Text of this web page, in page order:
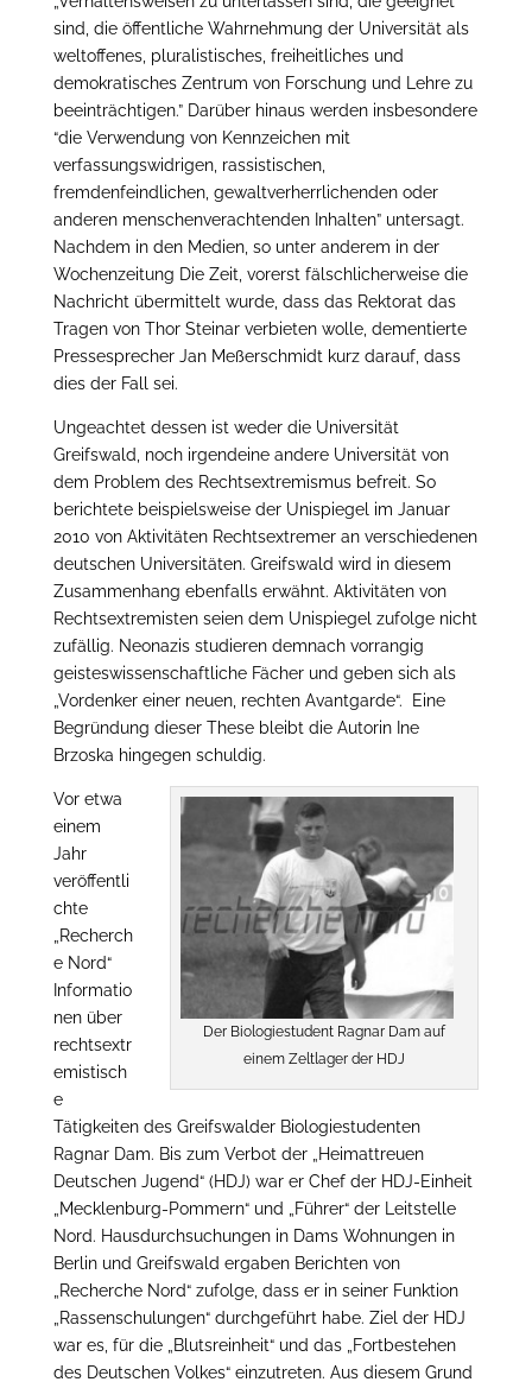
sind, die öffentliche Wahrnehmung der Universität als
weltoffenes, pluralistisches, freiheitliches und
demokratisches Zentrum von Forschung und Lehre zu
beeinträchtigen.” Darüber hinaus werden insbesondere
“die Verwendung von Kennzeichen mit
verfassungswidrigen, rassistischen,
fremdenfeindlichen, gewaltverherrlichenden oder
anderen menschenverachtenden Inhalten” untersagt.
Nachdem in den Medien, so unter anderem in der
Wochenzeitung Die Zeit, vorerst fälschlicherweise die
Nachricht übermittelt wurde, dass das Rektorat das
Tragen von Thor Steinar verbieten wolle, dementierte
Pressesprecher Jan Meßerschmidt kurz darauf, dass
dies der Fall sei.
Ungeachtet dessen ist weder die Universität
Greifswald, noch irgendeine andere Universität von
dem Problem des Rechtsextremismus befreit. So
berichtete beispielsweise der Unispiegel im Januar
2010 von Aktivitäten Rechtsextremer an verschiedenen
deutschen Universitäten. Greifswald wird in diesem
Zusammenhang ebenfalls erwähnt. Aktivitäten von
Rechtsextremisten seien dem Unispiegel zufolge nicht
zufällig. Neonazis studieren demnach vorrangig
geisteswissenschaftliche Fächer und geben sich als
„Vordenker einer neuen, rechten Avantgarde“. Eine
Begründung dieser These bleibt die Autorin Ine
Brzoska hingegen schuldig.
Der Biologiestudent Ragnar Dam auf
einem Zeltlager der HDJ
Vor etwa
einem
Jahr
veröffentli
chte
„Recherch
e Nord“
Informatio
nen über
rechtsextr
emistisch
e
Tätigkeiten des Greifswalder Biologiestudenten
Ragnar Dam. Bis zum Verbot der „Heimattreuen
Deutschen Jugend“ (HDJ) war er Chef der HDJ-Einheit
„Mecklenburg-Pommern“ und „Führer“ der Leitstelle
Nord. Hausdurchsuchungen in Dams Wohnungen in
Berlin und Greifswald ergaben Berichten von
„Recherche Nord“ zufolge, dass er in seiner Funktion
„Rassenschulungen“ durchgeführt habe. Ziel der HDJ
war es, für die „Blutsreinheit“ und das „Fortbestehen
des Deutschen Volkes“ einzutreten. Aus diesem Grund